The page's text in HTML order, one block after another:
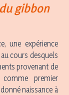
gibbon
une expérience
cours desquels
provenant de
premier
naissance à